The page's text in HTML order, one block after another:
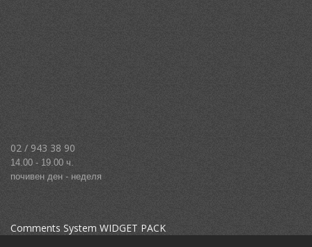
02 / 943 38 90
14.00 - 19.00 ч.
почивен ден - неделя
Comments System WIDGET PACK